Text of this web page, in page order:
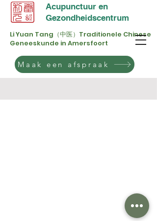
Li Yuan Tang（中医）Traditionele Chinese
Geneeskunde in Amersfoort
Acupunctuur en
Gezondheidscentrum
Maak een afspraak